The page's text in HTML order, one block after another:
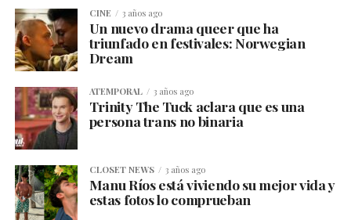
CINE 3 años ago
Un nuevo drama queer que ha
triunfado en festivales: Norwegian
Dream
ATEMPORAL 3 años ago
Trinity The Tuck aclara que es una
persona trans no binaria
CLOSET NEWS 3 años ago
Manu Ríos está viviendo su mejor vida y
estas fotos lo comprueban